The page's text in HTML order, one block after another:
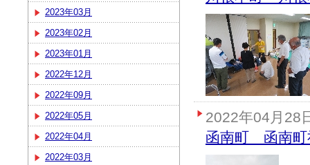
2023年03月
2023年02月
2023年01月
2022年12月
2022年09月
2022年05月
2022年04月
2022年03月
2022年04月28
函南町 函南町